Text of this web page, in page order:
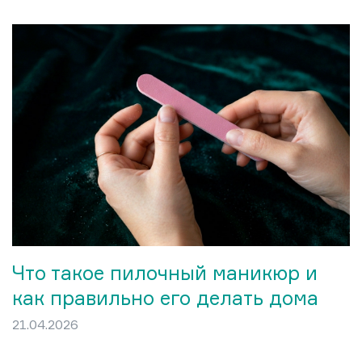
подхода приводят к одному
результату — либо постоянному
недозаработку, либо к потере
клиентов после внезапного
повышения цен, которое кажется
окружающим произвольным. Между
тем существует конкретная
математика, которая превращает
ценообразование из догадки в
управляемый процесс. В этой статье
разберём полную структуру
себестоимости маникюрной…
Что такое пилочный маникюр и
как правильно его делать дома
21.04.2026